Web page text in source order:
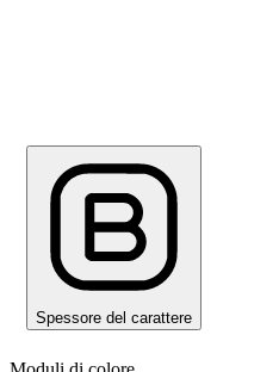
Spessore del carattere